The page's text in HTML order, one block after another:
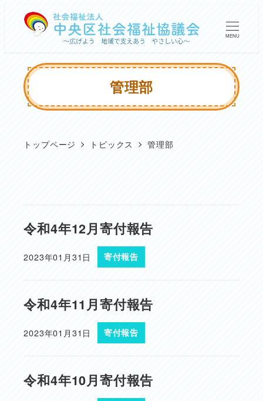
MENU
管理部
トップページ トピックス 管理部
令和4年12月寄付報告
投稿日
2023年01月31日 寄付報告
令和4年11月寄付報告
投稿日
2023年01月31日 寄付報告
令和4年10月寄付報告